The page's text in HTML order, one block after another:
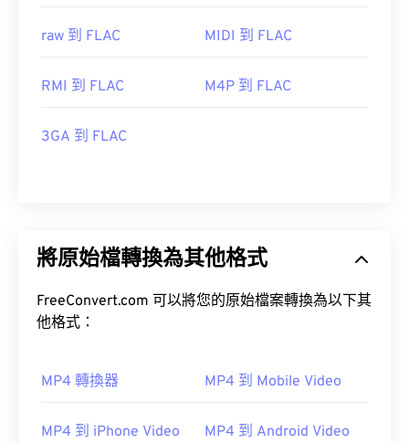
raw 到 FLAC MIDI 到 FLAC
RMI 到 FLAC M4P 到 FLAC
3GA 到 FLAC
將原始檔轉換為其他格式
FreeConvert.com 可以將您的原始檔案轉換為以下其
他格式：
MP4 轉換器 MP4 到 Mobile Video
MP4 到 iPhone Video MP4 到 Android Video